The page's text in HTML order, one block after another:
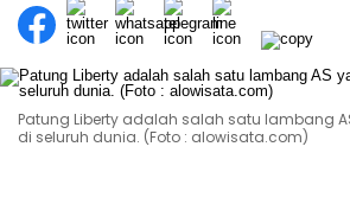
Patung Liberty adalah salah satu lambang
di seluruh dunia. (Foto : alowisata.com)